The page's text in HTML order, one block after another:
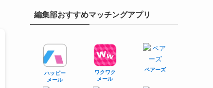
編集部おすすめマッチングアプリ
ハッピー
メール
ワクワク
メール
ペアーズ